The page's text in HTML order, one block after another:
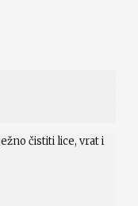
čistiti lice, vrat i